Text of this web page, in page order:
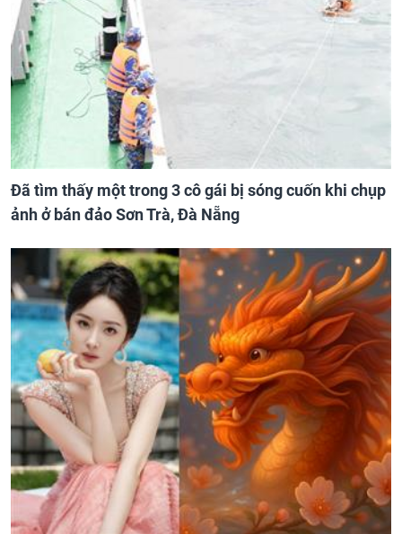
Đã tìm thấy một trong 3 cô gái bị sóng cuốn khi chụp
ảnh ở bán đảo Sơn Trà, Đà Nẵng